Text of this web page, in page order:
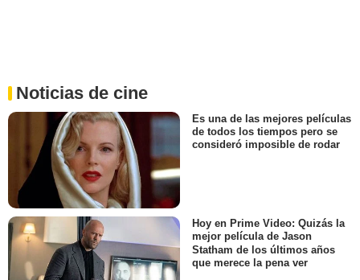
Noticias de cine
Es una de las mejores películas
de todos los tiempos pero se
consideró imposible de rodar
Hoy en Prime Video: Quizás la
mejor película de Jason
Statham de los últimos años
que merece la pena ver